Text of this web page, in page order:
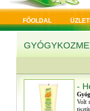
FŐOLDAL
-
Volt